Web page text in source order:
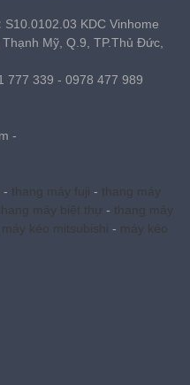
S10.0102.03 KDC Vinhome
Mỹ, Q.9, TP.Thủ Đức,
777 339 - 0978 477 989
-
- thang máy fuji - thang máy
máy biệt thự - thang máy
máy kéo mitsubishi - máy kéo